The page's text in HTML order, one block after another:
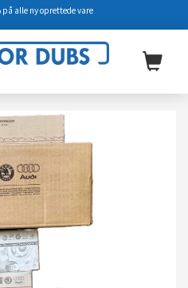
på alle ny oprettede vare